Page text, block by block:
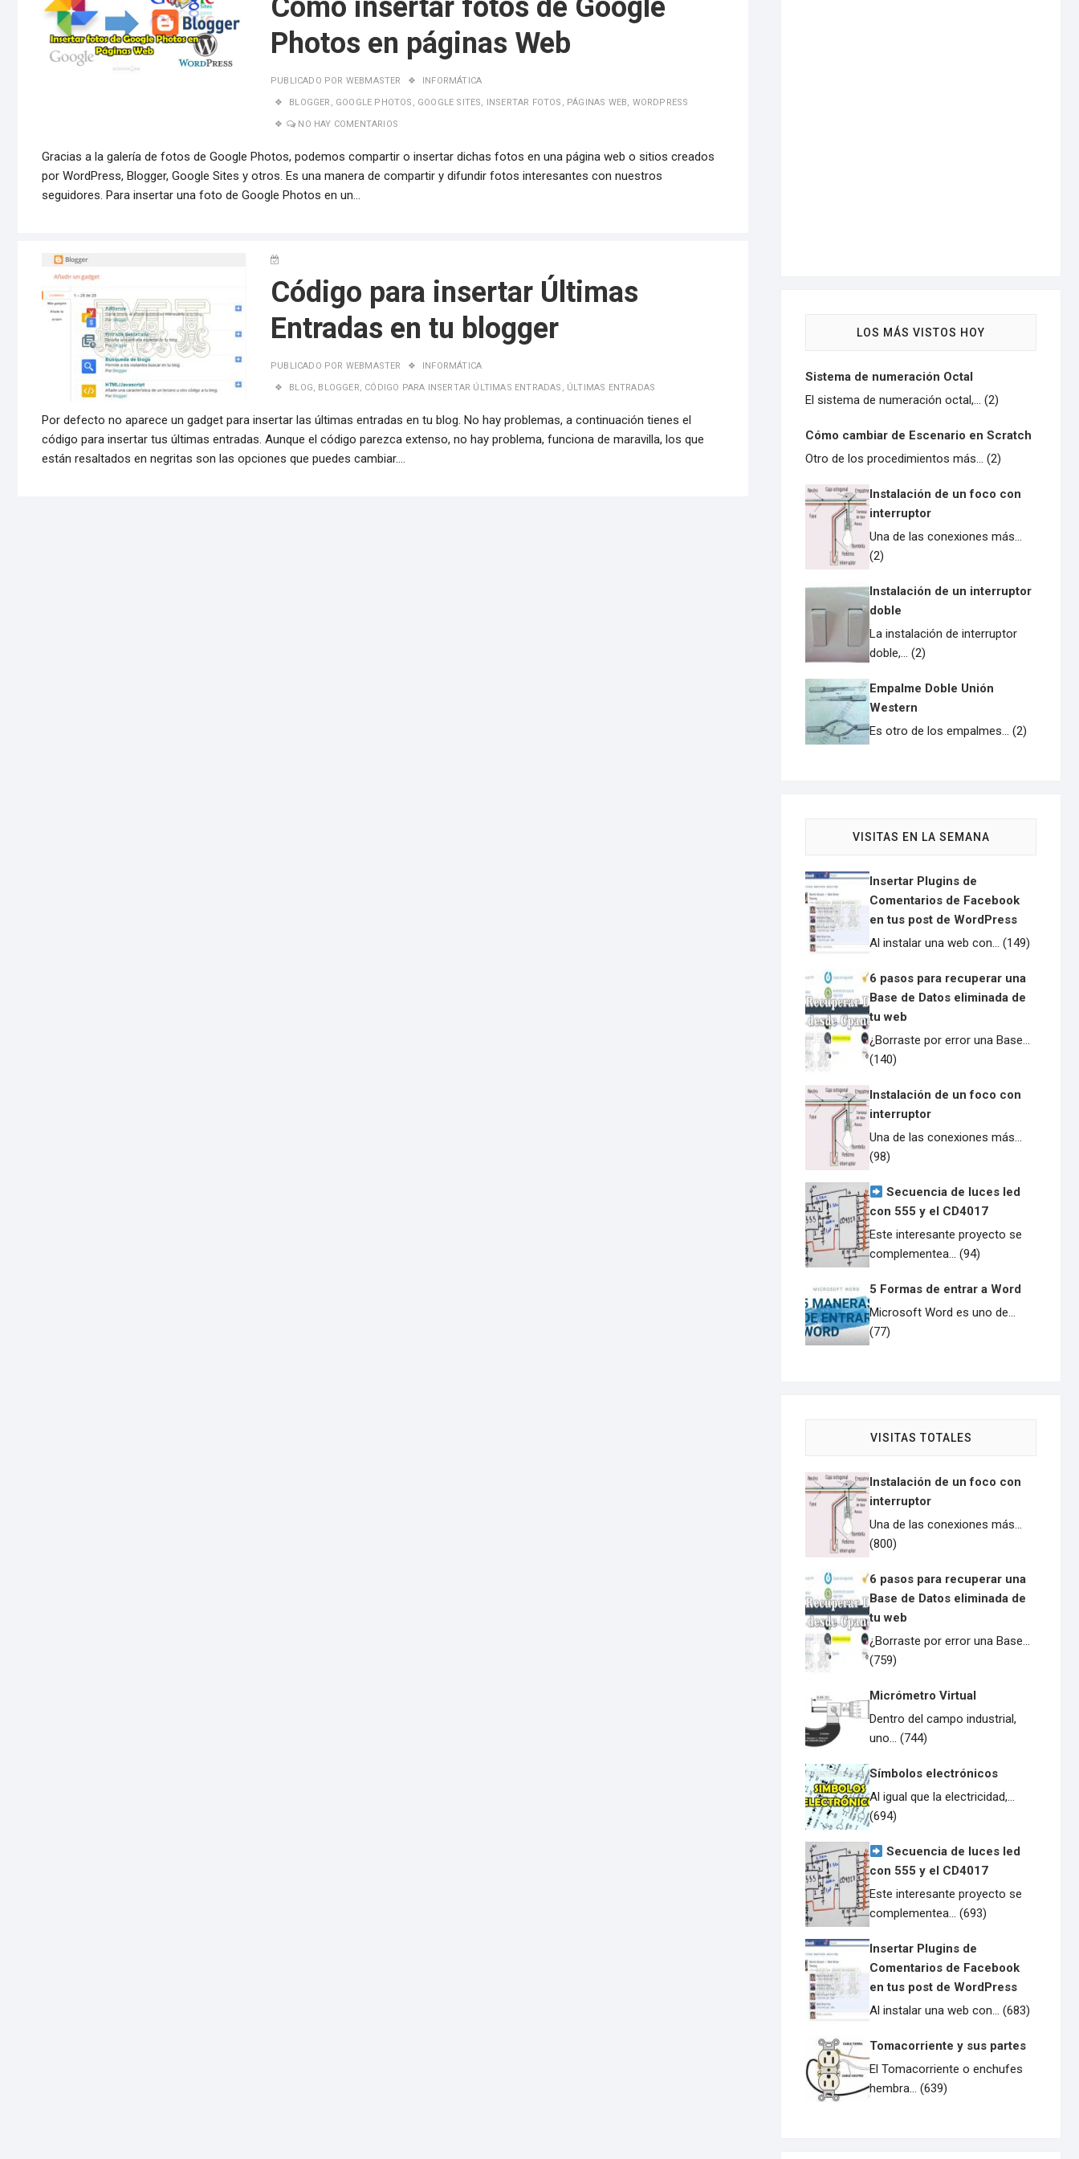
Cómo insertar fotos de Google
Photos en páginas Web
PUBLICADO POR WEBMASTER INFORMÁTICA
BLOGGER , GOOGLE PHOTOS , GOOGLE SITES, INSERTAR FOTOS , PÁGINAS WEB, WORDPRESS
NO HAY COMENTARIOS
Gracias a la galería de fotos de Google Photos, podemos compartir o insertar dichas fotos en una página web o sitios creados
por WordPress, Blogger, Google Sites y otros. Es una manera de compartir y difundir fotos interesantes con nuestros
seguidores. Para insertar una foto de Google Photos en un…
Código para insertar Últimas
Entradas en tu blogger
PUBLICADO POR WEBMASTER INFORMÁTICA
BLOG, BLOGGER, CÓDIGO PARA INSERTAR ÚLTIMAS ENTRADAS , ÚLTIMAS ENTRADAS
Por defecto no aparece un gadget para insertar las últimas entradas en tu blog. No hay problemas, a continuación tienes el
código para insertar tus últimas entradas. Aunque el código parezca extenso, no hay problema, funciona de maravilla, los que
están resaltados en negritas son las opciones que puedes cambiar.…
LOS MÁS VISTOS HOY
Sistema de numeración Octal
El sistema de numeración octal,... (2)
Cómo cambiar de Escenario en Scratch
Otro de los procedimientos más... (2)
Instalación de un foco con
interruptor
Una de las conexiones más...
(2)
Instalación de un interruptor
doble
La instalación de interruptor
doble,... (2)
Empalme Doble Unión
Western
Es otro de los empalmes... (2)
VISITAS EN LA SEMANA
Insertar Plugins de
Comentarios de Facebook
en tus post de WordPress
Al instalar una web con... (149)
6 pasos para recuperar una
Base de Datos eliminada de
tu web
¿Borraste por error una Base...
(140)
Instalación de un foco con
interruptor
Una de las conexiones más...
(98)
Secuencia de luces led
con 555 y el CD4017
Este interesante proyecto se
complementea... (94)
5 Formas de entrar a Word
Microsoft Word es uno de...
(77)
VISITAS TOTALES
Instalación de un foco con
interruptor
Una de las conexiones más...
(800)
6 pasos para recuperar una
Base de Datos eliminada de
tu web
¿Borraste por error una Base...
(759)
Micrómetro Virtual
Dentro del campo industrial,
uno... (744)
Símbolos electrónicos
Al igual que la electricidad,...
(694)
Secuencia de luces led
con 555 y el CD4017
Este interesante proyecto se
complementea... (693)
Insertar Plugins de
Comentarios de Facebook
en tus post de WordPress
Al instalar una web con... (683)
Tomacorriente y sus partes
El Tomacorriente o enchufes
hembra... (639)